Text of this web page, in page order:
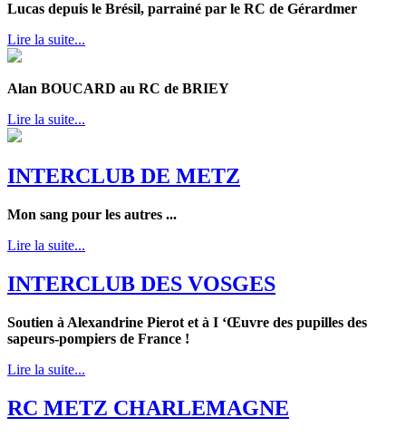
Lucas depuis le Brésil, parrainé par le RC de Gérardmer
Lire la suite...
Alan BOUCARD au RC de BRIEY
Lire la suite...
INTERCLUB DE METZ
Mon sang pour les autres ...
Lire la suite...
INTERCLUB DES VOSGES
Soutien à Alexandrine Pierot et à I ‘Œuvre des pupilles des
sapeurs-pompiers de France !
Lire la suite...
RC METZ CHARLEMAGNE